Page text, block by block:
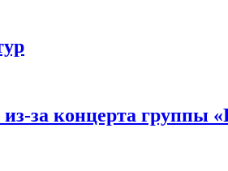
за концерта группы